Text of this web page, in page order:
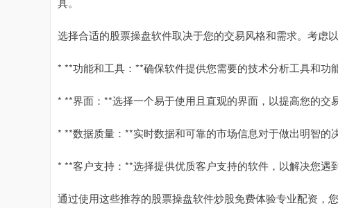
选择合适的股票操盘软件取决于您的交易风格和需求。考虑
* **功能和工具：**确保软件提供您需要的技术分析工具和功能
* **界面：**选择一个易于使用且直观的界面，以提高您的交易
* **数据质量：**实时数据和可靠的市场信息对于做出明智的
* **客户支持：**选择提供优质客户支持的软件，以解决您遇
通过使用这些推荐的股票操盘软件炒股免费体验专业配资，